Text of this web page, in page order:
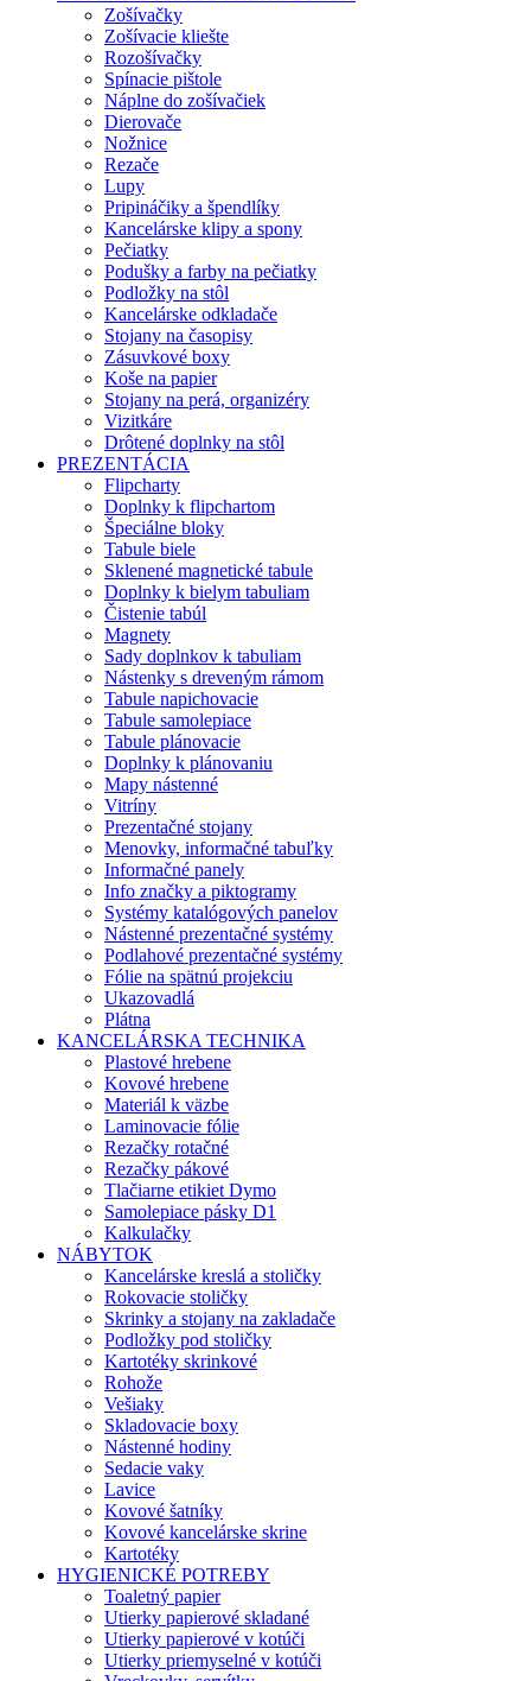
Zošívačky
Zošívacie kliešte
Rozošívačky
Spínacie pištole
Náplne do zošívačiek
Dierovače
Nožnice
Rezače
Lupy
Pripináčiky a špendlíky
Kancelárske klipy a spony
Pečiatky
Podušky a farby na pečiatky
Podložky na stôl
Kancelárske odkladače
Stojany na časopisy
Zásuvkové boxy
Koše na papier
Stojany na perá, organizéry
Vizitkáre
Drôtené doplnky na stôl
PREZENTÁCIA
Flipcharty
Doplnky k flipchartom
Špeciálne bloky
Tabule biele
Sklenené magnetické tabule
Doplnky k bielym tabuliam
Čistenie tabúl
Magnety
Sady doplnkov k tabuliam
Nástenky s dreveným rámom
Tabule napichovacie
Tabule samolepiace
Tabule plánovacie
Doplnky k plánovaniu
Mapy nástenné
Vitríny
Prezentačné stojany
Menovky, informačné tabuľky
Informačné panely
Info značky a piktogramy
Systémy katalógových panelov
Nástenné prezentačné systémy
Podlahové prezentačné systémy
Fólie na spätnú projekciu
Ukazovadlá
Plátna
KANCELÁRSKA TECHNIKA
Plastové hrebene
Kovové hrebene
Materiál k väzbe
Laminovacie fólie
Rezačky rotačné
Rezačky pákové
Tlačiarne etikiet Dymo
Samolepiace pásky D1
Kalkulačky
NÁBYTOK
Kancelárske kreslá a stoličky
Rokovacie stoličky
Skrinky a stojany na zakladače
Podložky pod stoličky
Kartotéky skrinkové
Rohože
Vešiaky
Skladovacie boxy
Nástenné hodiny
Sedacie vaky
Lavice
Kovové šatníky
Kovové kancelárske skrine
Kartotéky
HYGIENICKÉ POTREBY
Toaletný papier
Utierky papierové skladané
Utierky papierové v kotúči
Utierky priemyselné v kotúči